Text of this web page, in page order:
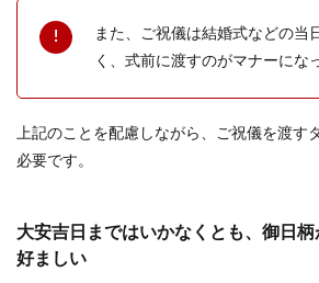
また、ご祝儀は結婚式などの当
く、式前に渡すのがマナーにな
上記のことを配慮しながら、ご祝儀を渡す
必要です。
大安吉日まではいかなくとも、御日
好ましい